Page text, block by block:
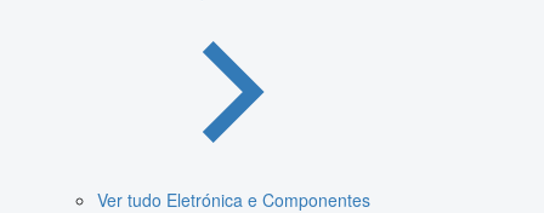
Ver tudo Eletrónica e Componentes